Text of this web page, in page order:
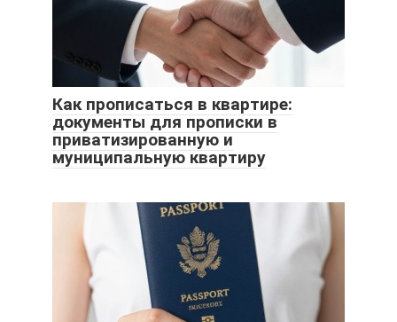
Как прописаться в квартире:
документы для прописки в
приватизированную и
муниципальную квартиру